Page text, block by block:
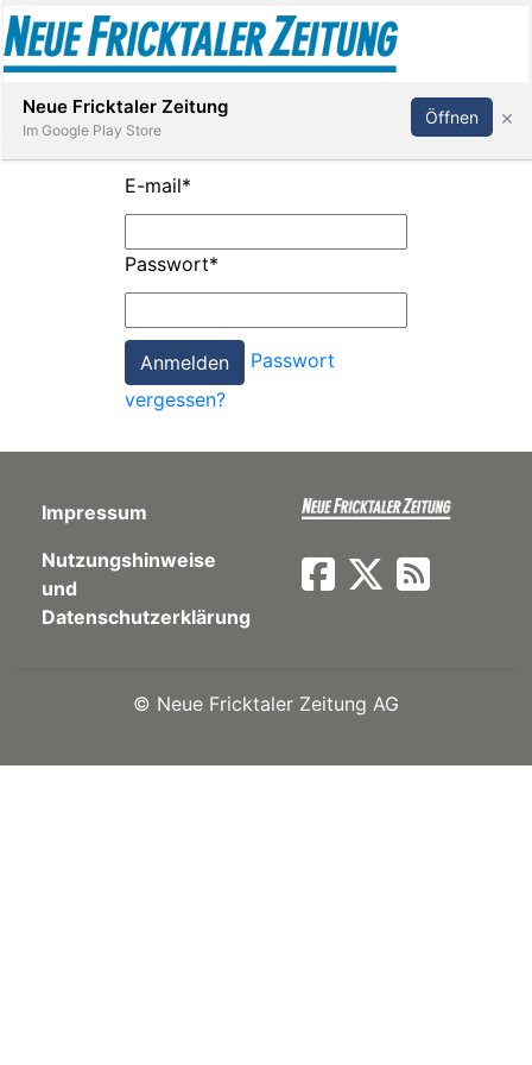
Paper
App
Abonnieren Anmelden
E-mail*
Passwort*
Passwort
vergessen?
Impressum
Nutzungshinweise
und
Datenschutzerklärung
© Neue Fricktaler Zeitung AG
Neue Fricktaler Zeitung
Im Google Play Store
Öffnen ×